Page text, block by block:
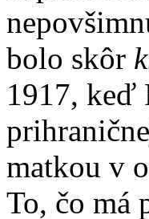
bolo skôr
1917, keď
matkou v
To, čo má